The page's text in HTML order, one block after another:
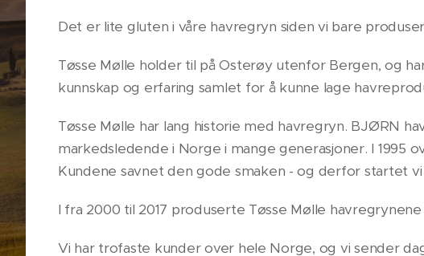
Det er lite gluten i våre havregryn siden vi bare
Tøsse Mølle holder til på Osterøy utenfor Bergen, og
kunnskap og erfaring samlet for å kunne lage
Tøsse Mølle har lang historie med havregryn. BJØRN
markedsledende i Norge i mange generasjoner. I
Kundene savnet den gode smaken - og derfor startet
I fra 2000 til 2017 produserte Tøsse Mølle
Vi har trofaste kunder over hele Norge, og vi sender